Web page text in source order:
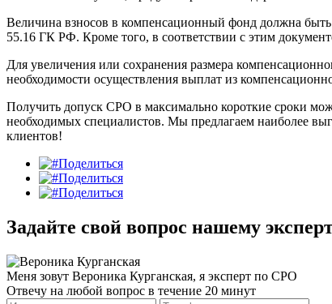
Величина взносов в компенсационный фонд должна быть
55.16 ГК РФ. Кроме того, в соответствии с этим
Для увеличения или сохранения размера
необходимости осуществления выплат из
Получить допуск СРО в максимально короткие сроки
необходимых специалистов. Мы предлагаем наиболее
клиентов!
Поделиться
Поделиться
Поделиться
Задайте свой вопрос нашему
Меня зовут Вероника Курганская, я эксперт по СРО
Отвечу на любой вопрос в течение 20 минут